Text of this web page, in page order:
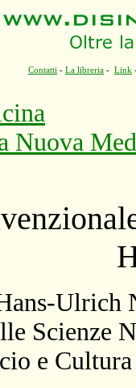
Contatti - La libreria - Link
Nuova
Scienze
e